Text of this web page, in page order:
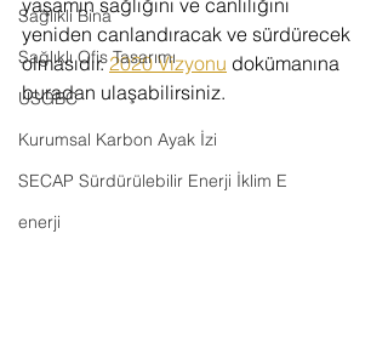
Sağlıklı Bina
Sağlıklı Ofis Tasarımı
USGBC
Kurumsal Karbon Ayak İzi
SECAP Sürdürülebilir Enerji İklim E
enerji
yeniden canlandıracak ve sürdürecek
olmasıdır. 2020 Vizyonu dokümanına
buradan ulaşabilirsiniz.